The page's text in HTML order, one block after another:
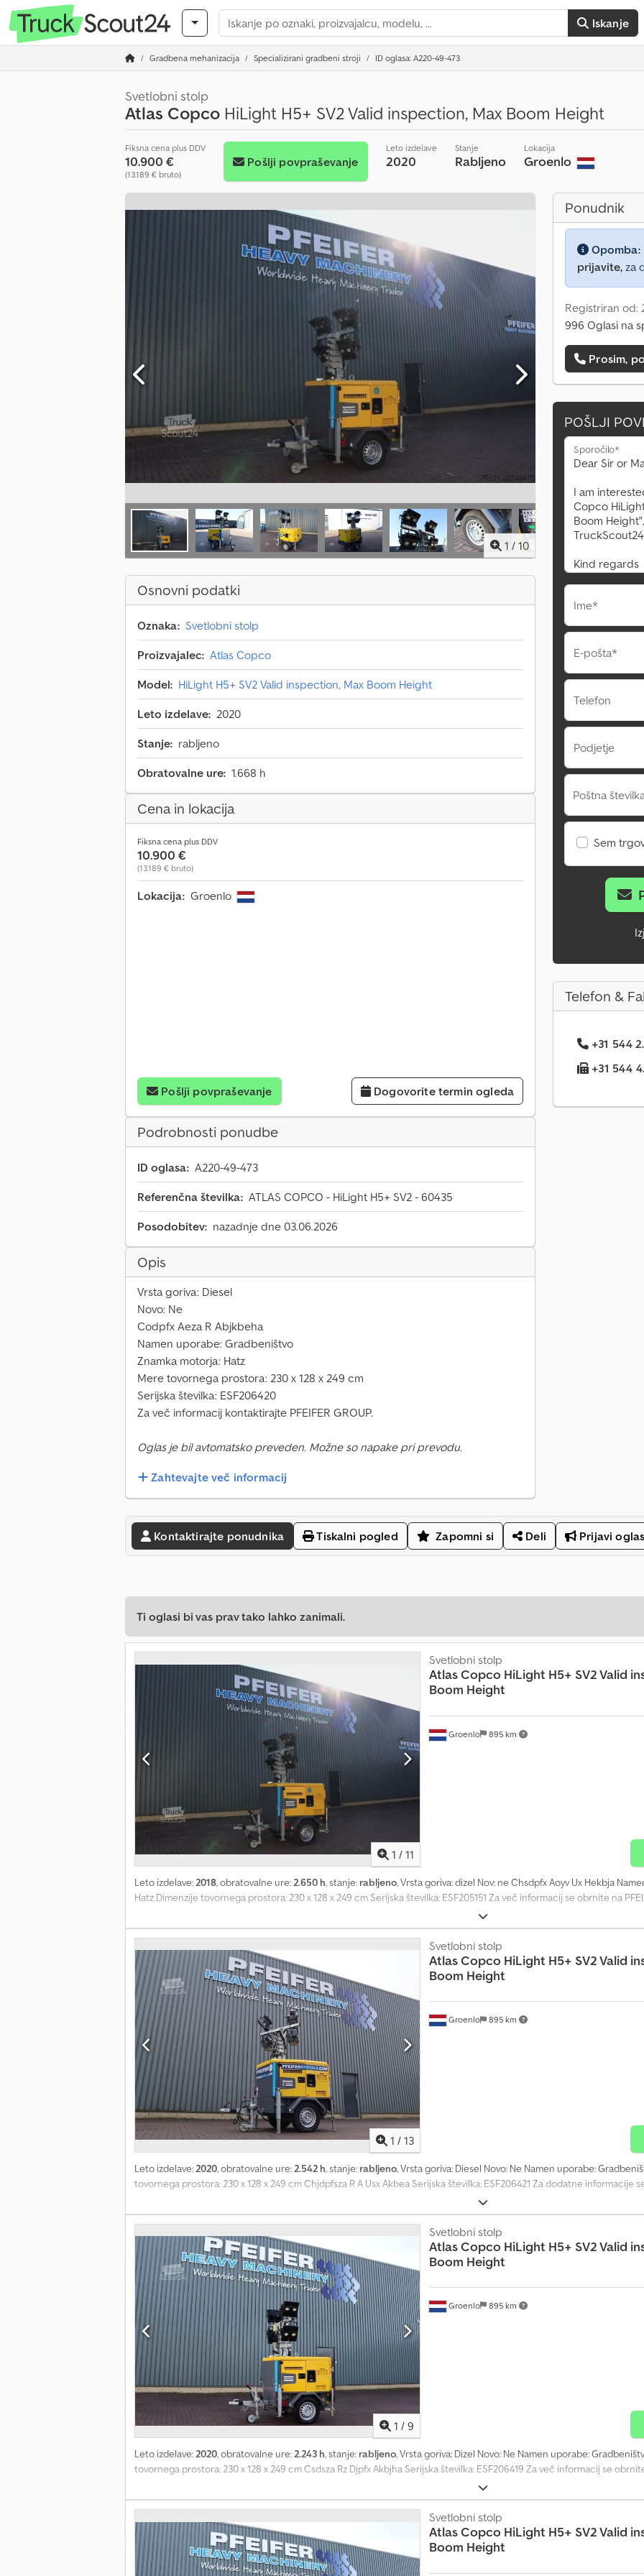
Iskanje
Gradbena mehanizacija Specializirani gradbeni stroji ID oglasa: A220-49-473
Svetlobni stolp
Atlas Copco HiLight H5+ SV2 Valid inspection, Max Boom Height
Fiksna cena plus DDV
10.900 €
(13.189 € bruto)
Pošlji povpraševanje
Leto izdelave
2020
Stanje
Rabljeno
Lokacija
Groenlo
1 / 10
Osnovni podatki
Oznaka: Svetlobni stolp
Proizvajalec: Atlas Copco
Model: HiLight H5+ SV2 Valid inspection, Max Boom Height
Leto izdelave: 2020
Stanje: rabljeno
Obratovalne ure: 1.668 h
Cena in lokacija
Fiksna cena plus DDV
10.900 €
(13.189 € bruto)
Lokacija: Groenlo
Pošlji povpraševanje Dogovorite termin ogleda
Podrobnosti ponudbe
ID oglasa: A220-49-473
Referenčna številka: ATLAS COPCO - HiLight H5+ SV2 - 60435
Posodobitev: nazadnje dne 03.06.2026
Opis
Vrsta goriva: Diesel
Novo: Ne
Codpfx Aeza R Abjkbeha
Namen uporabe: Gradbeništvo
Znamka motorja: Hatz
Mere tovornega prostora: 230 x 128 x 249 cm
Serijska številka: ESF206420
Za več informacij kontaktirajte PFEIFER GROUP.
Oglas je bil avtomatsko preveden. Možne so napake pri prevodu.
Zahtevajte več informacij
Ponudnik
Opomba:
prijavite, za
Registriran od:
996 Oglasi na
Prosim,
POŠLJI
Sporočilo*
Ime*
E-pošta*
Telefon
Podjetje
Poštna
Sem
Telefon &
+31 544
+31 544
Kontaktirajte ponudnika Tiskalni pogled Zapomni si Deli Prijavi
Ti oglasi bi vas prav tako lahko zanimali.
1 / 11
Groenlo 895 km
Svetlobni stolp
Atlas Copco HiLight H5+ SV2 Valid
Boom Height
Leto izdelave:2018, obratovalne ure:2.650 h, stanje: rabljeno, Vrsta goriva: dizel Nov: ne Chsdpfx Aoyv Ux Hekbja
Hatz Dimenzije tovornega prostora: 230 x 128 x 249 cm Serijska številka: ESF205151 Za več informacij se obrnite na
1 / 13
Groenlo 895 km
Svetlobni stolp
Atlas Copco HiLight H5+ SV2 Valid
Boom Height
Leto izdelave:2020, obratovalne ure:2.542 h, stanje: rabljeno, Vrsta goriva: Diesel Novo: Ne Namen uporabe:
tovornega prostora: 230 x 128 x 249 cm Chjdpfsza R A Usx Akbea Serijska številka: ESF206421 Za dodatne informacije
1 / 9
Groenlo 895 km
Svetlobni stolp
Atlas Copco HiLight H5+ SV2 Valid
Boom Height
Leto izdelave:2020, obratovalne ure:2.243 h, stanje: rabljeno, Vrsta goriva: Dizel Novo: Ne Namen uporabe:
tovornega prostora: 230 x 128 x 249 cm Csdsza Rz Djpfx Akbjha Serijska številka: ESF206419 Za več informacij se obrnite
Svetlobni stolp
Atlas Copco HiLight H5+ SV2 Valid
Boom Height